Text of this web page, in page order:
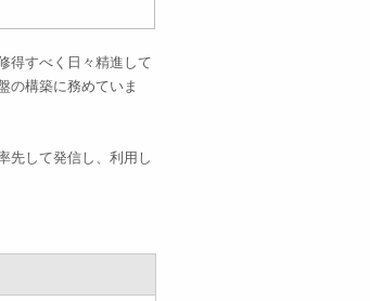
得すべく日々精進して
の構築に務めていま
先して発信し、利用し